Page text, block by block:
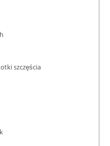
szczęścia